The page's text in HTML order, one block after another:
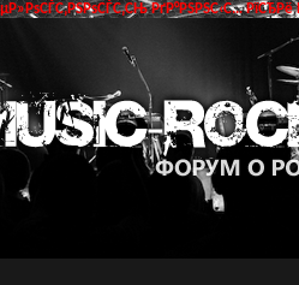
РґР°РЅРЅС‹С…